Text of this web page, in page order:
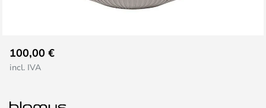
comienzo
la
100,00 €
incl. IVA